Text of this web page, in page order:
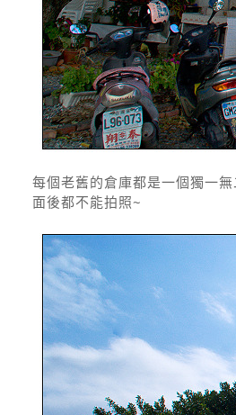
每個老舊的倉庫都是一個獨一
面後都不能拍照~